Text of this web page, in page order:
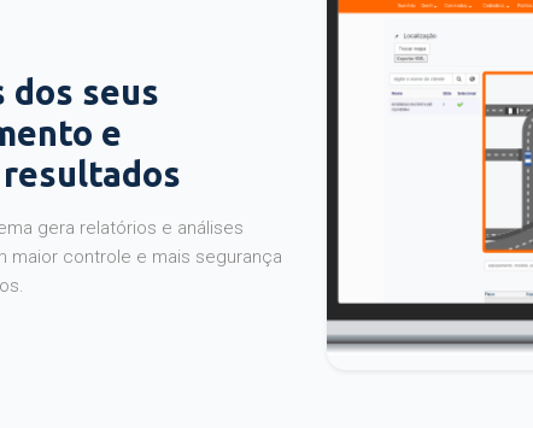
dos seus
e
gera relatórios e análises
controle e mais segurança